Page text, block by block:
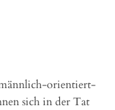
orientiert-
sich in der Tat